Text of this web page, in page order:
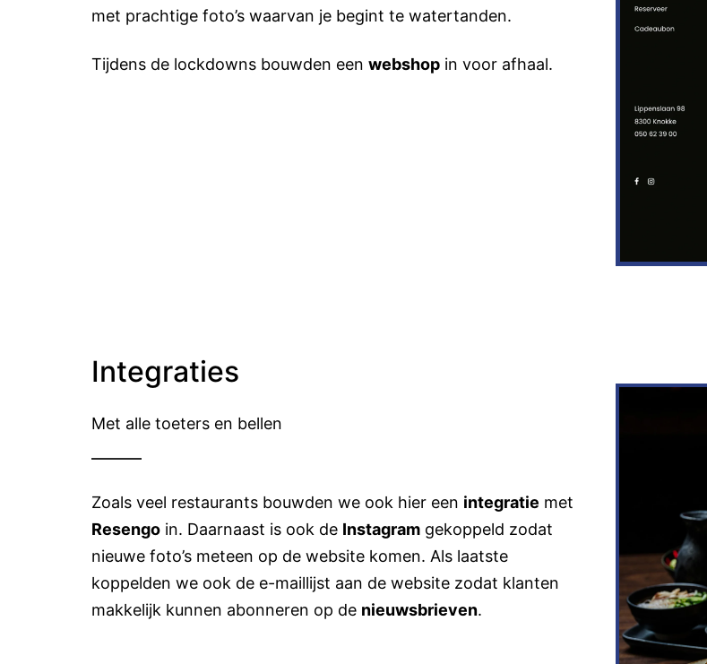
met prachtige foto’s waarvan je begint te watertanden.
Tijdens de lockdowns bouwden een webshop in voor afhaal.
Integraties
Met alle toeters en bellen
Zoals veel restaurants bouwden we ook hier een integratie met
Resengo in. Daarnaast is ook de Instagram gekoppeld zodat
nieuwe foto’s meteen op de website komen. Als laatste
koppelden we ook de e-maillijst aan de website zodat klanten
makkelijk kunnen abonneren op de nieuwsbrieven.